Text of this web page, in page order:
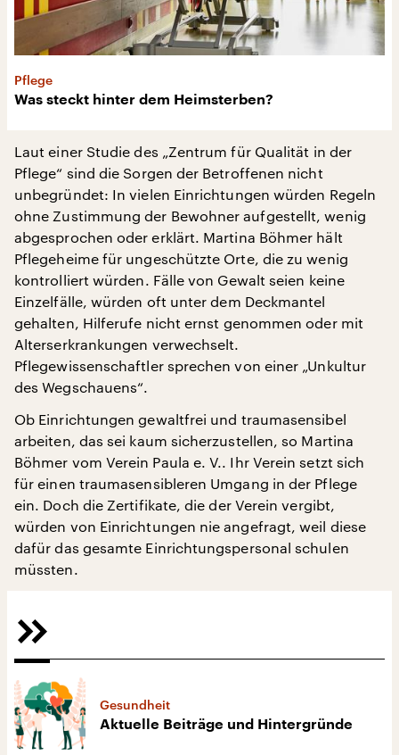
Pflege
Was steckt hinter dem Heimsterben?
Laut einer Studie des „Zentrum für Qualität in der
Pflege“ sind die Sorgen der Betroffenen nicht
unbegründet: In vielen Einrichtungen würden Regeln
ohne Zustimmung der Bewohner aufgestellt, wenig
abgesprochen oder erklärt. Martina Böhmer hält
Pflegeheime für ungeschützte Orte, die zu wenig
kontrolliert würden. Fälle von Gewalt seien keine
Einzelfälle, würden oft unter dem Deckmantel
gehalten, Hilferufe nicht ernst genommen oder mit
Alterserkrankungen verwechselt.
Pflegewissenschaftler sprechen von einer „Unkultur
des Wegschauens“.
Ob Einrichtungen gewaltfrei und traumasensibel
arbeiten, das sei kaum sicherzustellen, so Martina
Böhmer vom Verein Paula e. V.. Ihr Verein setzt sich
für einen traumasensibleren Umgang in der Pflege
ein. Doch die Zertifikate, die der Verein vergibt,
würden von Einrichtungen nie angefragt, weil diese
dafür das gesamte Einrichtungspersonal schulen
müssten.
Gesundheit
Aktuelle Beiträge und Hintergründe